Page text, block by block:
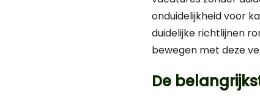
onduidelijkheid voor
duidelijke richtlijnen
bewegen met deze
De